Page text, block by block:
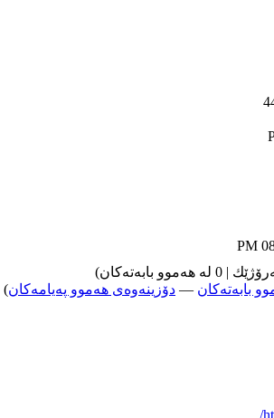
01-07-
بابه‌ته‌کان — دۆزینه‌وه‌ی هه‌موو په‌یامه‌کان)